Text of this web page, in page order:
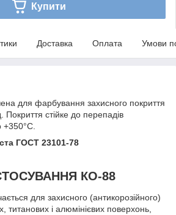
Купити
Доставка Оплата Умови
для фарбування захисного покриття
Покриття стійке до перепадів
+350°С.
ГОСТ 23101-78
КО-88
для захисного (антикорозійного)
титанових і алюмінієвих поверхонь,